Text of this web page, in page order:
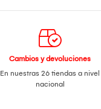
Cambios y devoluciones
En nuestras 26 tiendas a nivel
nacional